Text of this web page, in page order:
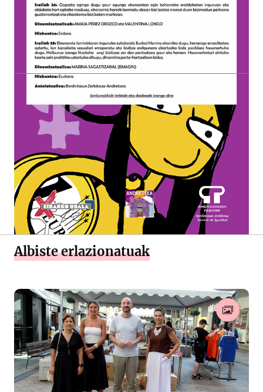
Albiste erlazionatuak